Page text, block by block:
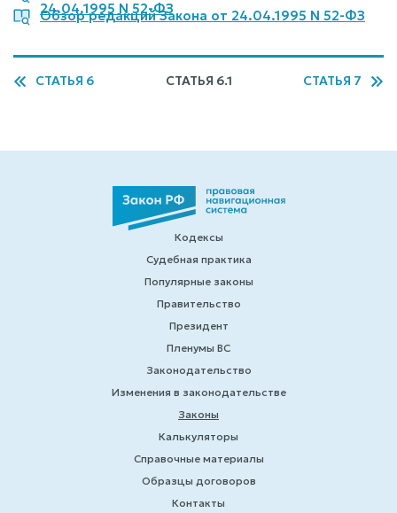
24.04.1995 N 52-ФЗ
Обзор редакций Закона от 24.04.1995 N 52-ФЗ
СТАТЬЯ 6 СТАТЬЯ 6.1 СТАТЬЯ 7
Кодексы
Судебная практика
Популярные законы
Правительство
Президент
Пленумы ВС
Законодательство
Изменения в законодательстве
Законы
Калькуляторы
Справочные материалы
Образцы договоров
Контакты